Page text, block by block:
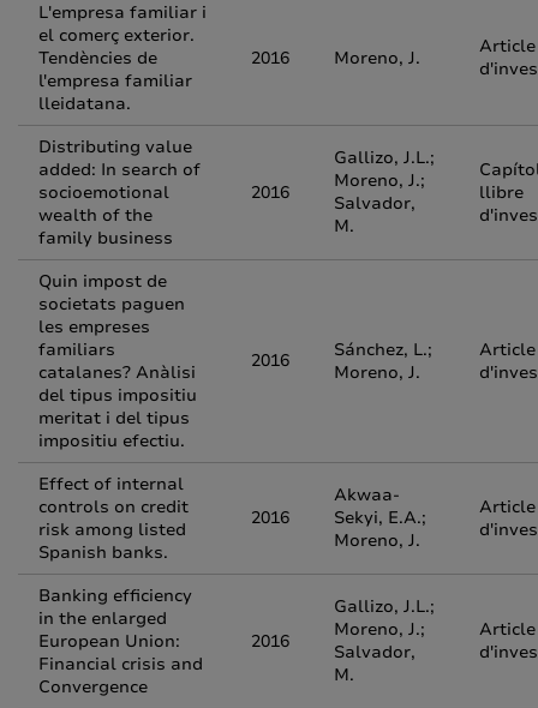
L'empresa familiar i
el comerç exterior.
Tendències de
l'empresa familiar
lleidatana.
2016 Moreno, J.
Article
Distributing value
added: In search of
socioemotional
wealth of the
family business
2016
Gallizo, J.L.;
Moreno, J.;
Salvador,
M.
llibre
Quin impost de
societats paguen
les empreses
familiars
catalanes? Anàlisi
del tipus impositiu
meritat i del tipus
impositiu efectiu.
2016
Sánchez, L.;
Moreno, J.
Article
Effect of internal
controls on credit
risk among listed
Spanish banks.
2016
Akwaa-
Sekyi, E.A.;
Moreno, J.
Article
Banking efficiency
in the enlarged
European Union:
Financial crisis and
Convergence
2016
Gallizo, J.L.;
Moreno, J.;
Salvador,
M.
Article